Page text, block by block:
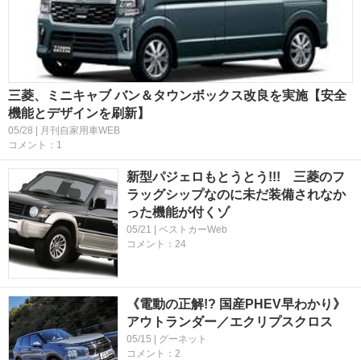
三菱、ミニキャブ バン＆タウンボックス改良を実施【安全
機能とデザインを刷新】
05/28 | 月刊自家用車WEB
コメント：1
新型パジェロもとうとう!!! 三菱のフ
ラッグシップなのに未だ装備されなか
った機能が付くゾ
05/21 | ベストカーWeb
コメント：24
《電動の正解!? 国産PHEV早わかり》
アウトランダー／エクリプスクロス
05/15 | グーネット
コメント：2